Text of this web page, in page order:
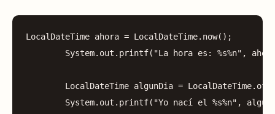
LocalDateTime ahora = LocalDateTime. now();
System. out . printf( "La hora es: %s%n" ,
LocalDateTime algunDia = LocalDateTime. of
System. out . printf( "Yo nací el %s%n" ,